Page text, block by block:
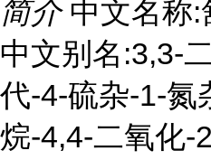
简介 中文名称:
中文别名:3,3-
代-4-硫杂-1-氮
烷-4,4-二氧化-